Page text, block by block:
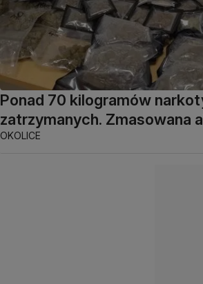
Ponad 70 kilogramów
zatrzymanych. Zmasowana
OKOLICE